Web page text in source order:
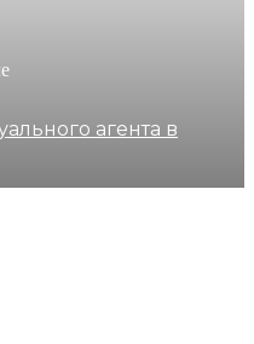
агента в